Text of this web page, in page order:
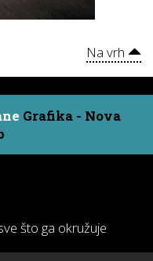
Na vrh
Grafika - Nova
što ga okružuje